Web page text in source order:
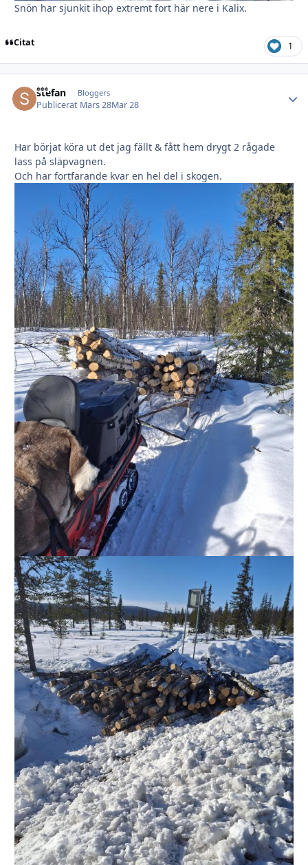
Snön har sjunkit ihop extremt fort här nere i Kalix.
Citat 1
stefan Bloggers
Publicerat Mars 28Mar 28
Har börjat köra ut det jag fällt & fått hem drygt 2 rågade
lass på släpvagnen.
Och har fortfarande kvar en hel del i skogen.